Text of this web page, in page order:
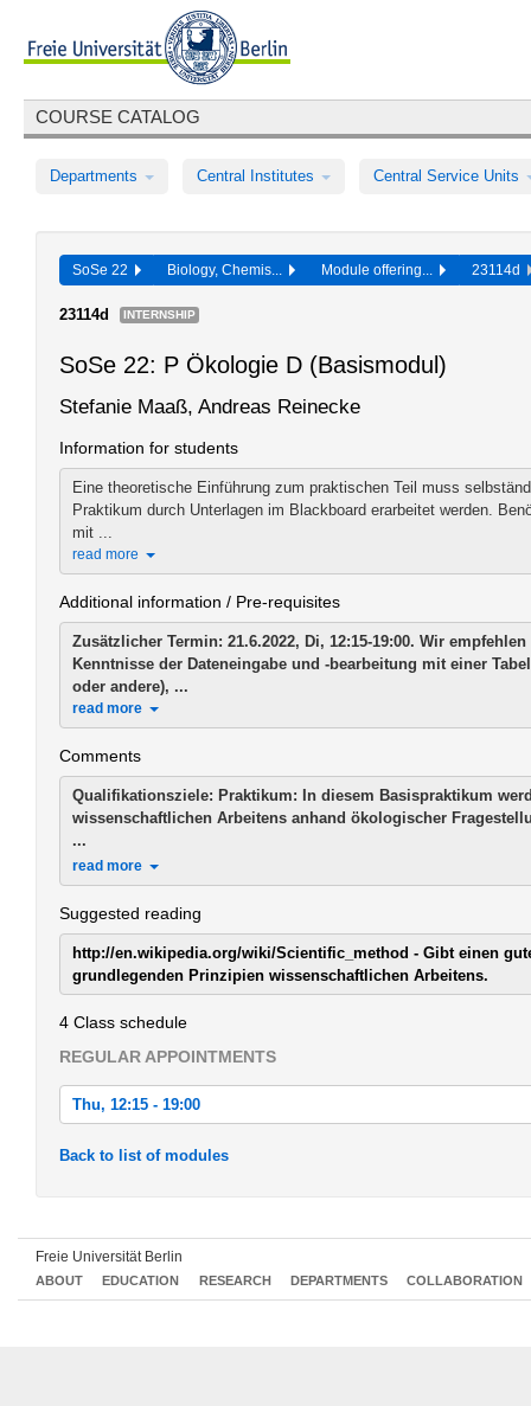
COURSE CATALOG
Departments Central Institutes Central Service Units
SoSe 22 Biology, Chemis... Module offering... 23114d
23114d INTERNSHIP
SoSe 22: P Ökologie D (Basismodul)
Stefanie Maaß, Andreas Reinecke
Information for students
Eine theoretische Einführung zum praktischen Teil muss
Praktikum durch Unterlagen im Blackboard erarbeitet werden.
mit ...
read more
Additional information / Pre-requisites
Zusätzlicher Termin: 21.6.2022, Di, 12:15-19:00. Wir
Kenntnisse der Dateneingabe und -bearbeitung mit einer
oder andere), ...
read more
Comments
Qualifikationsziele: Praktikum: In diesem Basispraktikum
wissenschaftlichen Arbeitens anhand ökologischer
...
read more
Suggested reading
http://en.wikipedia.org/wiki/Scientific_method - Gibt einen
grundlegenden Prinzipien wissenschaftlichen Arbeitens.
4 Class schedule
REGULAR APPOINTMENTS
Thu, 12:15 - 19:00
Tue, 2022-06-21 12:15 - 19:00
Back to list of modules
Freie Universität Berlin
ABOUT EDUCATION RESEARCH DEPARTMENTS COLLABORATION